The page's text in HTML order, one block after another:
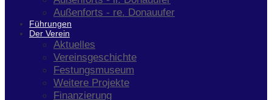
Außenforts - re. Donauufer
Führungen
Der Verein
Aktuelles
Vereinsgeschichte
Festungsmuseum
Weitere Projekte
Finanzierung